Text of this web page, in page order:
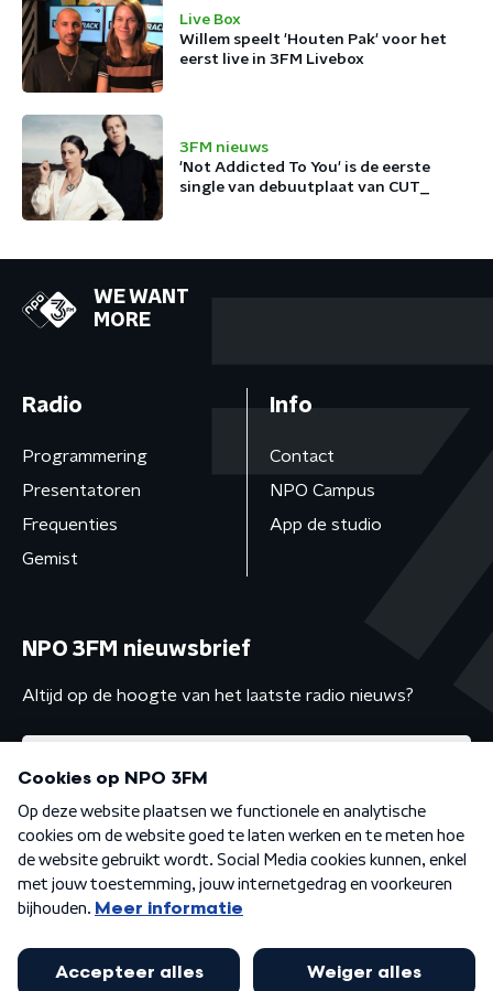
Live Box
Willem speelt 'Houten Pak' voor het
eerst live in 3FM Livebox
3FM nieuws
'Not Addicted To You' is de eerste
single van debuutplaat van CUT_
WE WANT
MORE
Radio
Programmering
Presentatoren
Frequenties
Gemist
Info
Contact
NPO Campus
App de studio
NPO 3FM nieuwsbrief
Altijd op de hoogte van het laatste radio nieuws?
Algemene voorwaarden Privacybeleid